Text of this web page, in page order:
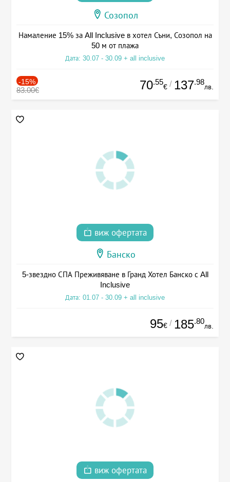
Созопол
Намаление 15% за All Inclusive в хотел Съни, Созопол на
50 м от плажа
Дата: 30.07 - 30.09 + all inclusive
-15%
83.00€ 70.55
€ / 137.98
лв.
виж офертата
Банско
5-звездно СПА Преживяване в Гранд Хотел Банско с All
Inclusive
Дата: 01.07 - 30.09 + all inclusive
95€ / 185.80
лв.
виж офертата